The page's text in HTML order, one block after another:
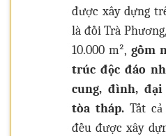
được xây dựng
là đồi Trà
10.000 m², gồm
trúc độc đáo
cung, đình,
tòa tháp. Tất
đều được xây